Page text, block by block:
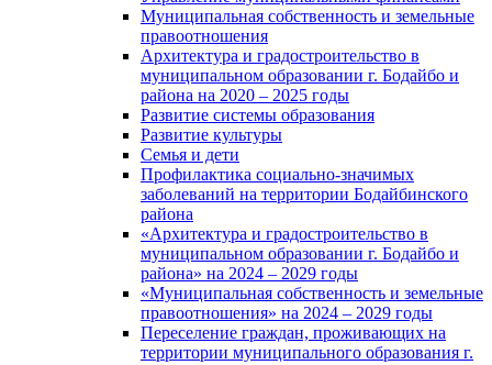
Муниципальная собственность и земельные
правоотношения
Архитектура и градостроительство в
муниципальном образовании г. Бодайбо и
района на 2020 – 2025 годы
Развитие системы образования
Развитие культуры
Семья и дети
Профилактика социально-значимых
заболеваний на территории Бодайбинского
района
«Архитектура и градостроительство в
муниципальном образовании г. Бодайбо и
района» на 2024 – 2029 годы
«Муниципальная собственность и земельные
правоотношения» на 2024 – 2029 годы
Переселение граждан, проживающих на
территории муниципального образования г.